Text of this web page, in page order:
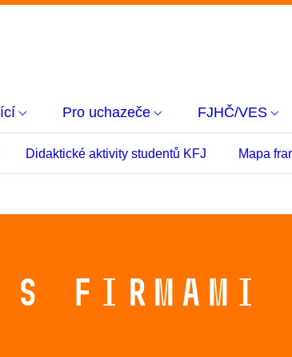
Pro uchazeče FJHČ/VES
Didaktické aktivity studentů KFJ Mapa
s firmami